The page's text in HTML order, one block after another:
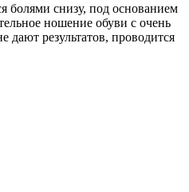
болями снизу, под основанием
ношение обуви с очень
результатов, проводится